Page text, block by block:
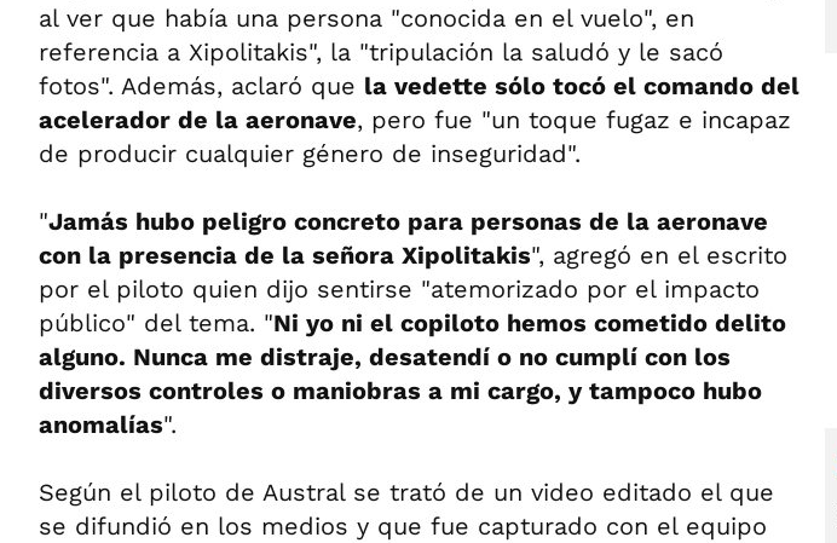
al ver que había una persona "conocida en el vuelo", en
referencia a Xipolitakis", la "tripulación la saludó y le sacó
fotos". Además, aclaró que la vedette sólo tocó el comando del
acelerador de la aeronave, pero fue "un toque fugaz e incapaz
de producir cualquier género de inseguridad".
"Jamás hubo peligro concreto para personas de la aeronave
con la presencia de la señora Xipolitakis", agregó en el escrito
por el piloto quien dijo sentirse "atemorizado por el impacto
público" del tema. "Ni yo ni el copiloto hemos cometido delito
alguno. Nunca me distraje, desatendí o no cumplí con los
diversos controles o maniobras a mi cargo, y tampoco hubo
anomalías".
Según el piloto de Austral se trató de un video editado el que
se difundió en los medios y que fue capturado con el equipo